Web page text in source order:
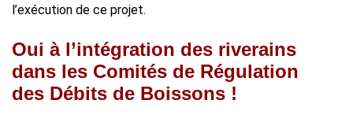
l’exécution de ce projet.
Oui à l’intégration des riverains
dans les Comités de Régulation
des Débits de Boissons !